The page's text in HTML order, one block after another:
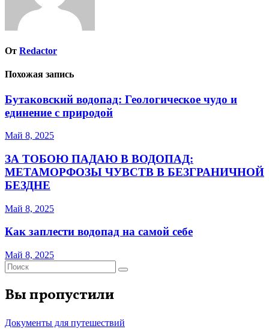
От Redactor
Похожая запись
Бутаковский водопад: Геологическое чудо и
единение с природой
Май 8, 2025
ЗА ТОБОЮ ПАДАЮ В ВОДОПАД:
МЕТАМОРФОЗЫ ЧУВСТВ В БЕЗГРАНИЧНОЙ
БЕЗДНЕ
Май 8, 2025
Как заплести водопад на самой себе
Май 8, 2025
Вы пропустили
Документы для путешествий